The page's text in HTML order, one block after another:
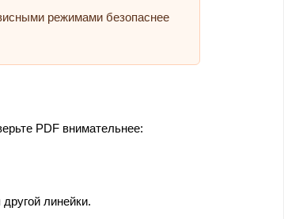
режимами безопаснее
PDF внимательнее:
линейки.